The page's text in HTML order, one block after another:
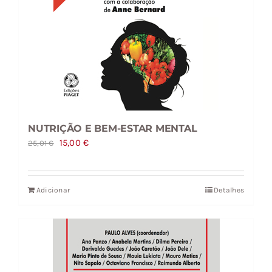
NUTRIÇÃO E BEM-ESTAR MENTAL
25,01€
O
original
era:
15,00€O
atual
Adicionar Detalhes